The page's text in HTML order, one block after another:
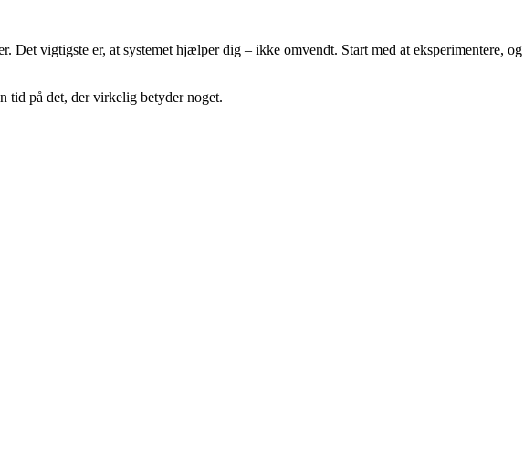
vigtigste er, at systemet hjælper dig – ikke omvendt. Start med at eksperimentere, og
tid på det, der virkelig betyder noget.